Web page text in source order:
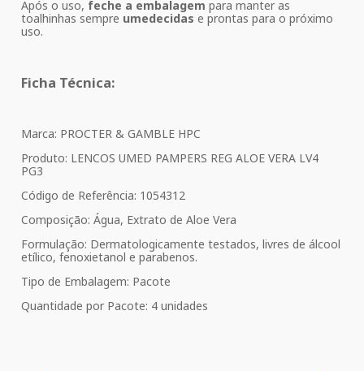
Após o uso, feche a embalagem para manter as
toalhinhas sempre umedecidas e prontas para o próximo
uso.
Ficha Técnica:
Marca: PROCTER & GAMBLE HPC
Produto: LENCOS UMED PAMPERS REG ALOE VERA LV4
PG3
Código de Referência: 1054312
Composição: Água, Extrato de Aloe Vera
Formulação: Dermatologicamente testados, livres de álcool
etílico, fenoxietanol e parabenos.
Tipo de Embalagem: Pacote
Quantidade por Pacote: 4 unidades